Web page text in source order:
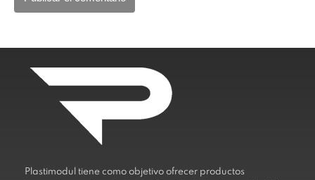
Plastimodul tiene como objetivo ofrecer productos